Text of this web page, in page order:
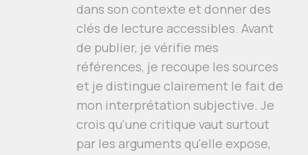
dans son contexte et donner des
clés de lecture accessibles. Avant
de publier, je vérifie mes
références, je recoupe les sources
et je distingue clairement le fait de
mon interprétation subjective. Je
crois qu'une critique vaut surtout
par les arguments qu'elle expose,